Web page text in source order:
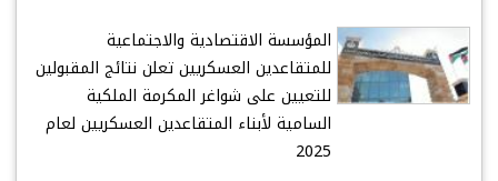
المؤسسة الاقتصادية والاجتماعية
للمتقاعدين العسكريين تعلن نتائج المقبولين
للتعيين على شواغر المكرمة الملكية
السامية لأبناء المتقاعدين العسكريين لعام
2025